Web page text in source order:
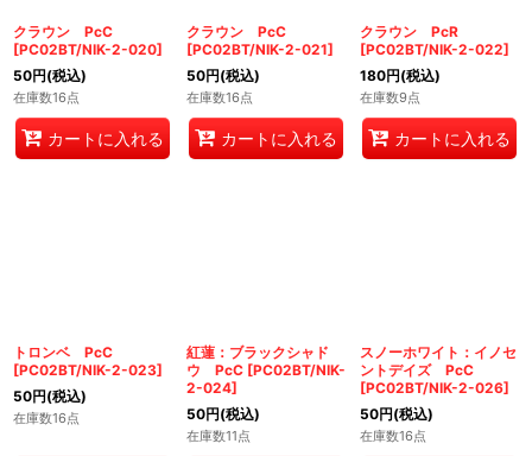
クラウン PcC
[PC02BT/NIK-2-020]
50円(税込)
在庫数16点
カートに入れる
クラウン PcC
[PC02BT/NIK-2-021]
50円(税込)
在庫数16点
カートに入れる
クラウン PcR
[PC02BT/NIK-2-022]
180円(税込)
在庫数9点
カートに入れる
トロンベ PcC
[PC02BT/NIK-2-023]
50円(税込)
在庫数16点
紅蓮：ブラックシャド
ウ PcC [PC02BT/NIK-
2-024]
50円(税込)
在庫数11点
スノーホワイト：イノセ
ントデイズ PcC
[PC02BT/NIK-2-026]
50円(税込)
在庫数16点